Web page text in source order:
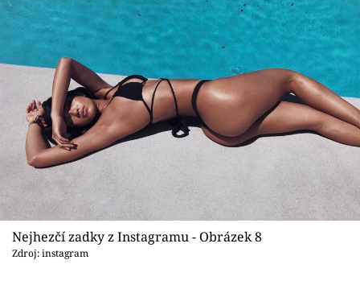
Nejhezčí zadky z Instagramu - Obrázek 8
Zdroj: instagram